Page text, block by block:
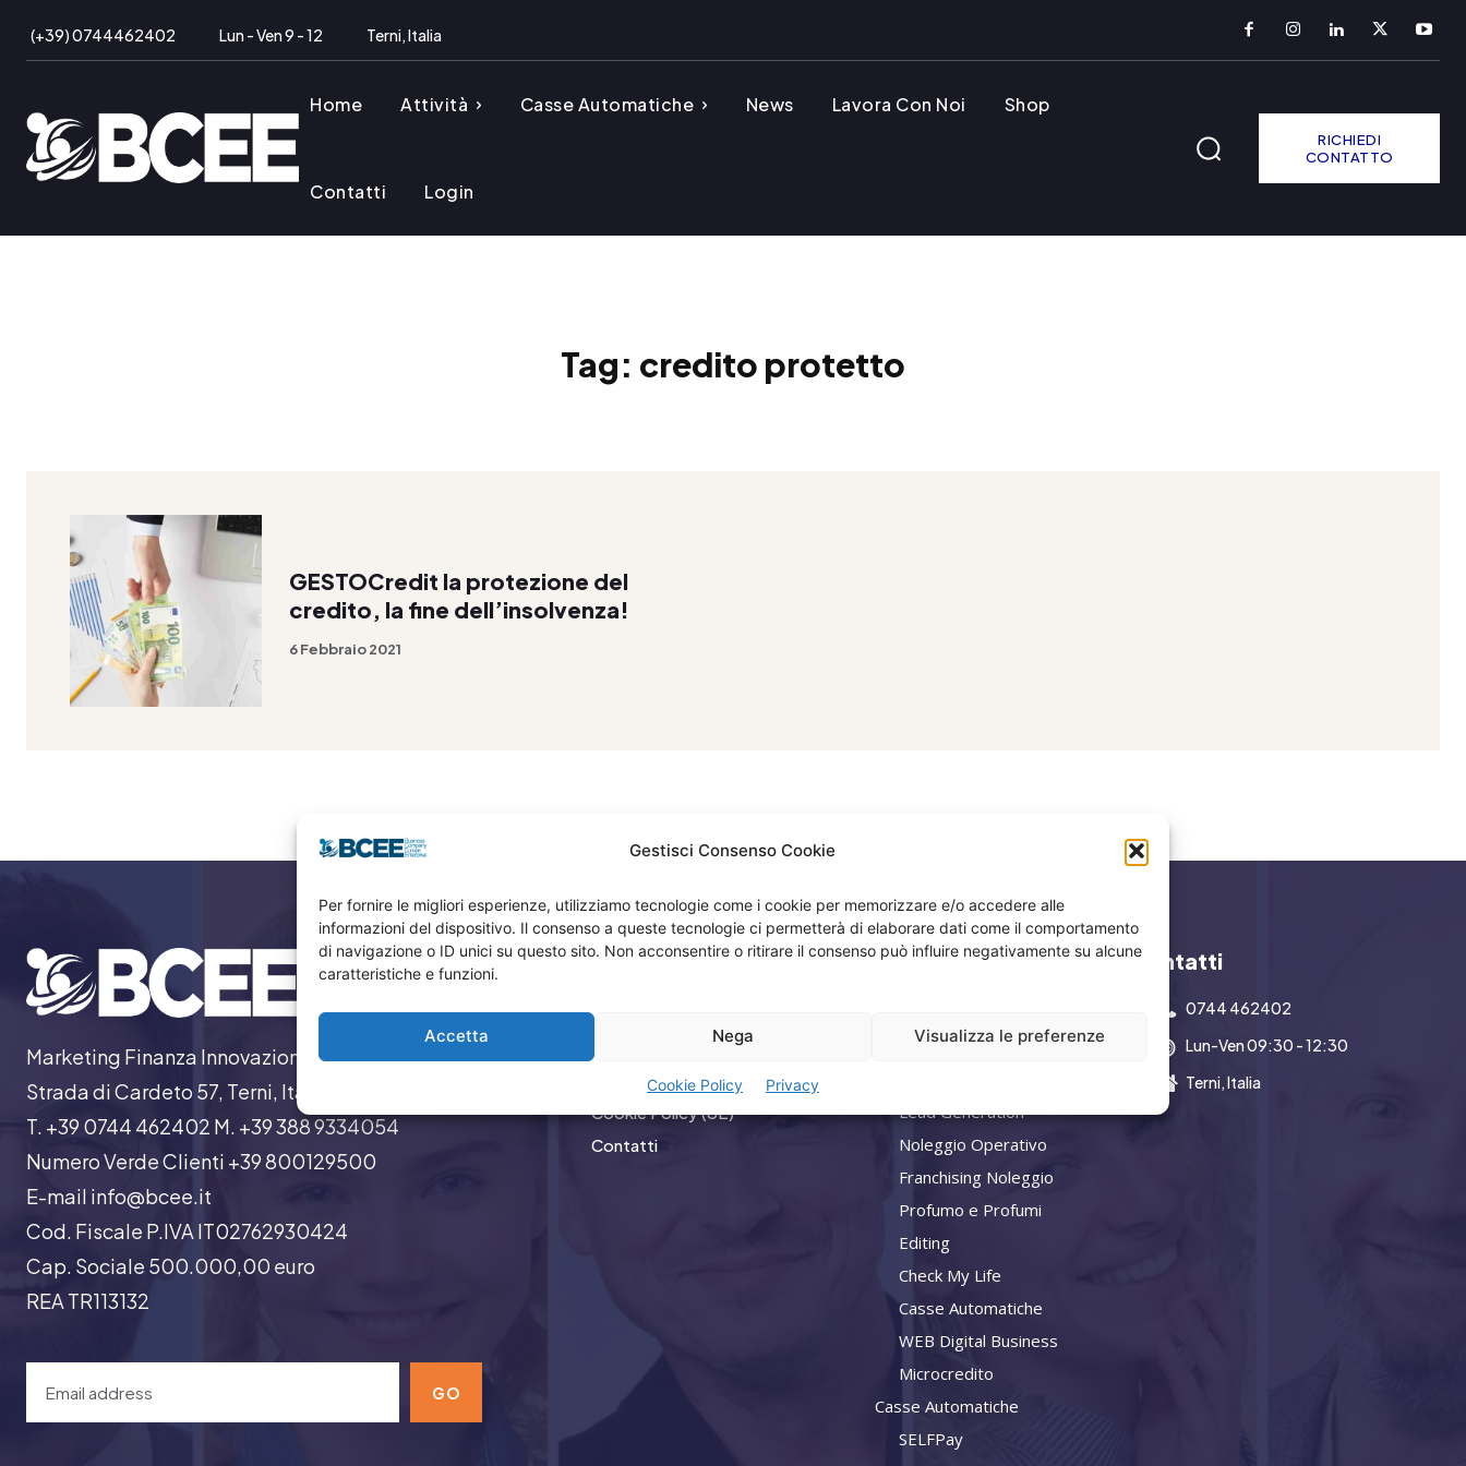
Gestisci Consenso Cookie
Per fornire le migliori esperienze, utilizziamo tecnologie come i cookie per memorizzare e/o accedere alle
informazioni del dispositivo. Il consenso a queste tecnologie ci permetterà di elaborare dati come il comportamento
di navigazione o ID unici su questo sito. Non acconsentire o ritirare il consenso può influire negativamente su alcune
caratteristiche e funzioni.
Accetta Nega Visualizza le preferenze
Cookie Policy Privacy
(+39) 0744462402 Lun - Ven 9 - 12 Terni, Italia
Home Attività Casse Automatiche News Lavora Con Noi Shop
Contatti Login
RICHIEDI
CONTATTO
Tag: credito protetto
GESTOCredit la protezione del
credito, la fine dell’insolvenza!
6 Febbraio 2021
Marketing Finanza Innovazione
Strada di Cardeto 57, Terni, Italia
T. +39 0744 462402 M. +39 388 9334054
Numero Verde Clienti +39 800129500
E-mail info@bcee.it
Cod. Fiscale P.IVA IT02762930424
Cap. Sociale 500.000,00 euro
REA TR113132
GO
Menù
Privacy
Iscrizione Newsletter
Cookie Policy (UE)
Contatti
Company
Attività
Lead Generation
Noleggio Operativo
Franchising Noleggio
Profumo e Profumi
Editing
Check My Life
Casse Automatiche
WEB Digital Business
Microcredito
Casse Automatiche
SELFPay
Contatti
0744 462402
Lun-Ven 09:30 - 12:30
Terni, Italia